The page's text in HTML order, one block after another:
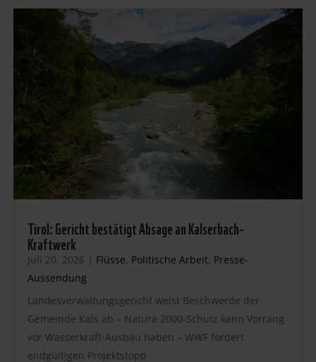
Tirol: Gericht bestätigt Absage an Kalserbach-
Kraftwerk
Juli 20, 2026 | Flüsse, Politische Arbeit, Presse-
Aussendung
Landesverwaltungsgericht weist Beschwerde der
Gemeinde Kals ab – Natura 2000-Schutz kann Vorrang
vor Wasserkraft-Ausbau haben – WWF fordert
endgültigen Projektstopp